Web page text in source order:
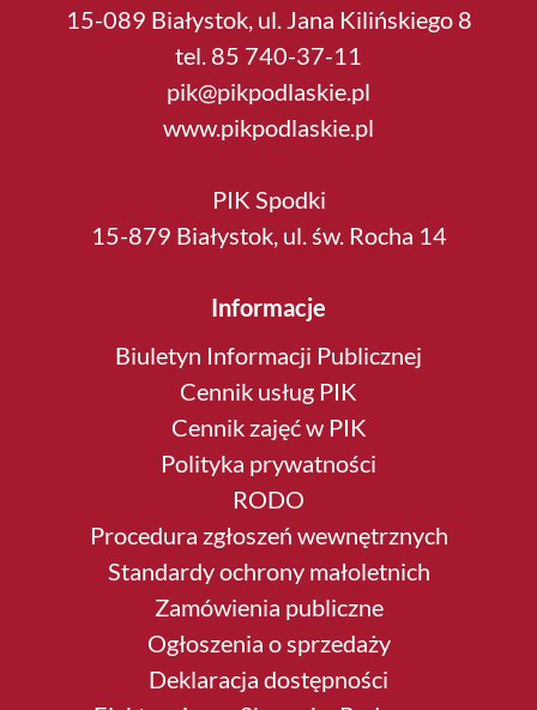
15-089 Białystok, ul. Jana Kilińskiego 8
tel. 85 740-37-11
pik@pikpodlaskie.pl
www.pikpodlaskie.pl
PIK Spodki
15-879 Białystok, ul. św. Rocha 14
Informacje
Biuletyn Informacji Publicznej
Cennik usług PIK
Cennik zajęć w PIK
Polityka prywatności
RODO
Procedura zgłoszeń wewnętrznych
Standardy ochrony małoletnich
Zamówienia publiczne
Ogłoszenia o sprzedaży
Deklaracja dostępności